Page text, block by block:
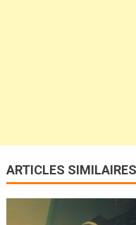
ARTICLES SIMILAIRES